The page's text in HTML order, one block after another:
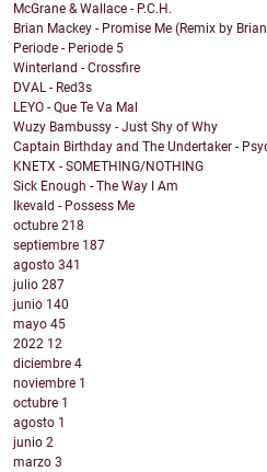
McGrane & Wallace - P.C.H.
Brian Mackey - Promise Me (Remix by
Periode - Periode 5
Winterland - Crossfire
DVAL - Red3s
LEYO - Que Te Va Mal
Wuzy Bambussy - Just Shy of Why
Captain Birthday and The Undertaker -
KNETX - SOMETHING/NOTHING
Sick Enough - The Way I Am
Ikevald - Possess Me
octubre 218
septiembre 187
agosto 341
julio 287
junio 140
mayo 45
2022 12
diciembre 4
noviembre 1
octubre 1
agosto 1
junio 2
marzo 3